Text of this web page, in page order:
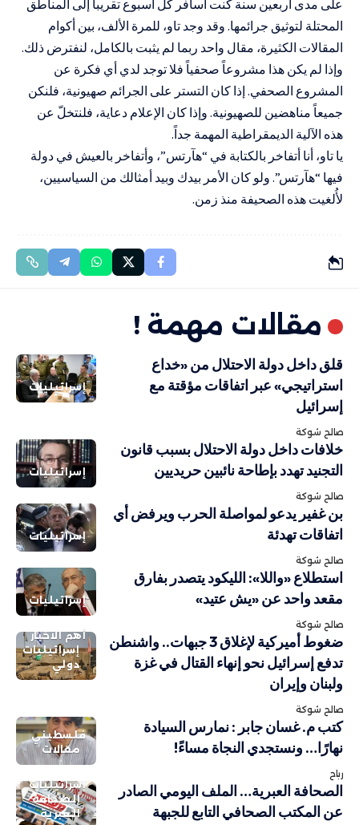
على مدى أربعين سنة كنت أسافر كل أسبوع تقريباً إلى المناطق
المحتلة لتوثيق جرائمها. وقد وجد تاو، للمرة الألف، بين أكوام
المقالات الكثيرة، مقال واحد ربما لم يثبت بالكامل، لنفترض ذلك.
وإذا لم يكن هذا مشروعاً صحفياً فلا توجد لدي أي فكرة عن
المشروع الصحفي. إذا كان التستر على الجرائم صهيونية، فلنكن
جميعاً مناهضين للصهيونية. وإذا كان الإعلام دعاية، فلنتخلّ عن
هذه الآلية الديمقراطية المهمة جداً.
يا تاو، أنا أتفاخر بالكتابة في “هآرتس”، وأتفاخر بالعيش في دولة
فيها “هآرتس”. ولو كان الأمر بيدك وبيد أمثالك من السياسيين،
لأُلغيت هذه الصحيفة منذ زمن.
مقالات مهمة !
إسرائيليات
قلق داخل دولة الاحتلال من «خداع
استراتيجي» عبر اتفاقات مؤقتة مع
إسرائيل
صالح شوكة
إسرائيليات
خلافات داخل دولة الاحتلال بسبب قانون
التجنيد تهدد بإطاحة نائبين حريديين
صالح شوكة
إسرائيليات
بن غفير يدعو لمواصلة الحرب ويرفض أي
اتفاقات تهدئة
صالح شوكة
إسرائيليات
استطلاع «واللا»: الليكود يتصدر بفارق
مقعد واحد عن «يش عتيد»
صالح شوكة
أهم الاخبار
إسرائيليات
دولي
ضغوط أميركية لإغلاق 3 جبهات.. واشنطن
تدفع إسرائيل نحو إنهاء القتال في غزة
ولبنان وإيران
صالح شوكة
فلسطيني
مقالات
كتب م. غسان جابر : نمارس السيادة
نهارًا… ونستجدي النجاة مساءً!
رباح
إسرائيليات
الصحافة
العبرية
الصحافة العبرية… الملف اليومي الصادر
عن المكتب الصحافي التابع للجبهة